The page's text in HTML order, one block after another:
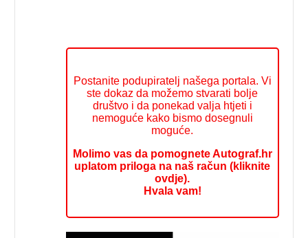
Postanite podupiratelj našega portala. Vi
ste dokaz da možemo stvarati bolje
društvo i da ponekad valja htjeti i
nemoguće kako bismo dosegnuli
moguće.
Molimo vas da pomognete Autograf.hr
uplatom priloga na naš račun (kliknite
ovdje).
Hvala vam!